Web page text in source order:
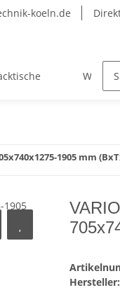
koeln.de
1905 mm
Hersteller: